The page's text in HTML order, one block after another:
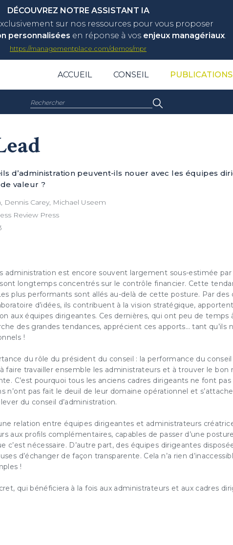
DÉCOUVREZ NOTRE ASSISTANT IA
sur nos ressources pour vous proposer
personnalisées en réponse à vos enjeux managériaux.
https://managementplace.com/demos/mpr
ACCUEIL CONSEIL PUBLICATIONS
Rechercher :
d’administration peuvent-ils nouer avec les équipes
valeur ?
Dennis Carey, Michael Useem
Review Press
administration est encore souvent largement sous-estimée par
sont longtemps concentrés sur le contrôle financier. Cette
plus performants sont allés au-delà de cette posture. Par des
d’idées, ils contribuent à la vision stratégique,
aux équipes dirigeantes. Ces dernières, qui ont peu de temps
des grandes tendances, apprécient ces apports… tant qu’ils
!
du rôle du président du conseil : la performance du
faire travailler ensemble les administrateurs et à trouver le bon
. C’est pourquoi tous les anciens cadres dirigeants ne font
n’ont pas fait le deuil de leur domaine opérationnel et
du conseil d’administration.
relation entre équipes dirigeantes et administrateurs
aux profils complémentaires, capables de passer d’une
c’est nécessaire. D’autre part, des équipes dirigeantes
d’échanger de façon transparente. Cela n’a rien
!
qui bénéficiera à la fois aux administrateurs et aux cadres
ESSAI GRATUIT
gratuitement et sans engagement nos contenus et
solution d’aide à l’action boostée par l'IA
pour laisser une trace sur votre ordinateur afin de ne plus afficher cette fenêtre.
est basé sur les cookies. Ces fichiers ne peuvent en aucun cas endommager votre
d'aucune façon, vous pourrez les supprimer à tout moment dans les options de